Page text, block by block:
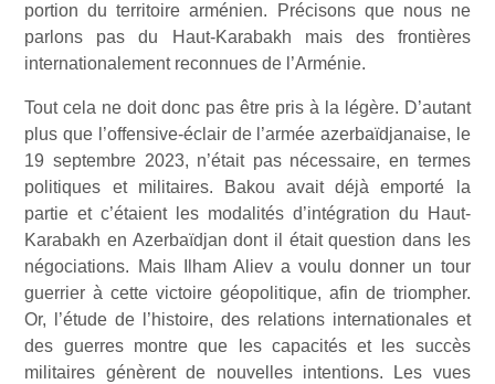
portion du territoire arménien. Précisons que nous ne
parlons pas du Haut-Karabakh mais des frontières
internationalement reconnues de l’Arménie.
Tout cela ne doit donc pas être pris à la légère. D’autant
plus que l’offensive-éclair de l’armée azerbaïdjanaise, le
19 septembre 2023, n’était pas nécessaire, en termes
politiques et militaires. Bakou avait déjà emporté la
partie et c’étaient les modalités d’intégration du Haut-
Karabakh en Azerbaïdjan dont il était question dans les
négociations. Mais Ilham Aliev a voulu donner un tour
guerrier à cette victoire géopolitique, afin de triompher.
Or, l’étude de l’histoire, des relations internationales et
des guerres montre que les capacités et les succès
militaires génèrent de nouvelles intentions. Les vues